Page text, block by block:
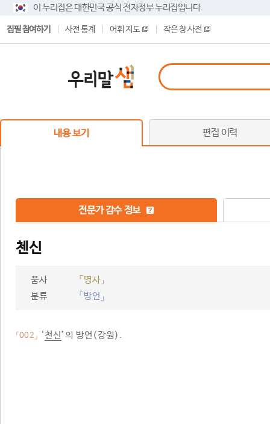
이 누리집은 대한민국 공식 전자정부 누리집입니다.
집필 참여하기 사전 통계 어휘 지도 작은 창 사전
내용 보기 편집 이력
전문가 감수 정보
첸신
품사
「명사」
분류
「방언」
「002」 ‘천신’의 방언(강원).